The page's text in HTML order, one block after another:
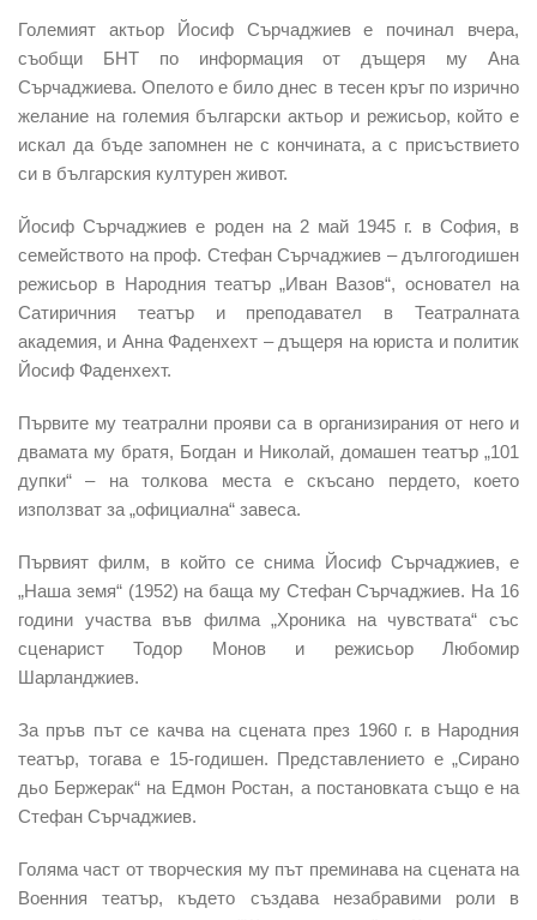
Големият актьор Йосиф Сърчаджиев е починал вчера,
съобщи БНТ по информация от дъщеря му Ана
Сърчаджиева. Опелото е било днес в тесен кръг по изрично
желание на големия български актьор и режисьор, който е
искал да бъде запомнен не с кончината, а с присъствието
си в българския културен живот.
Йосиф Сърчаджиев е роден на 2 май 1945 г. в София, в
семейството на проф. Стефан Сърчаджиев – дългогодишен
режисьор в Народния театър „Иван Вазов“, основател на
Сатиричния театър и преподавател в Театралната
академия, и Анна Фаденхехт – дъщеря на юриста и политик
Йосиф Фаденхехт.
Първите му театрални прояви са в организирания от него и
двамата му братя, Богдан и Николай, домашен театър „101
дупки“ – на толкова места е скъсано пердето, което
използват за „официална“ завеса.
Първият филм, в който се снима Йосиф Сърчаджиев, е
„Наша земя“ (1952) на баща му Стефан Сърчаджиев. На 16
години участва във филма „Хроника на чувствата“ със
сценарист Тодор Монов и режисьор Любомир
Шарланджиев.
За пръв път се качва на сцената през 1960 г. в Народния
театър, тогава е 15-годишен. Представлението е „Сирано
дьо Бержерак“ на Едмон Ростан, а постановката също е на
Стефан Сърчаджиев.
Голяма част от творческия му път преминава на сцената на
Военния театър, където създава незабравими роли в